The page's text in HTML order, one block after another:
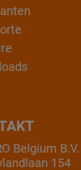
Belgium B.V.
154